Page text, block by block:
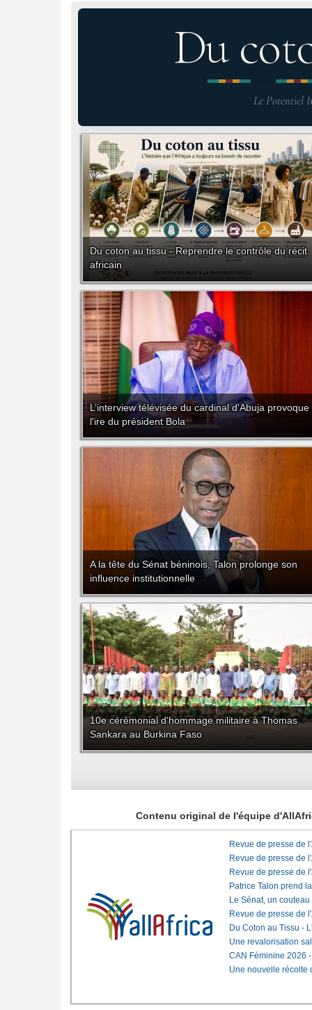
Du
Le Potentiel
Du coton au tissu - Reprendre le contrôle du récit
africain
L’interview télévisée du cardinal d'Abuja provoque
l'ire du président Bola
A la tête du Sénat béninois, Talon prolonge son
influence institutionnelle
10e cérémonial d'hommage militaire à Thomas
Sankara au Burkina Faso
Contenu original de l'équipe
Revue de presse de
Revue de presse de
Revue de presse de
Patrice Talon prend
Le Sénat, un
Revue de presse de
Du Coton au Tissu -
Une revalorisation
CAN Féminine 2026
Une nouvelle récolte